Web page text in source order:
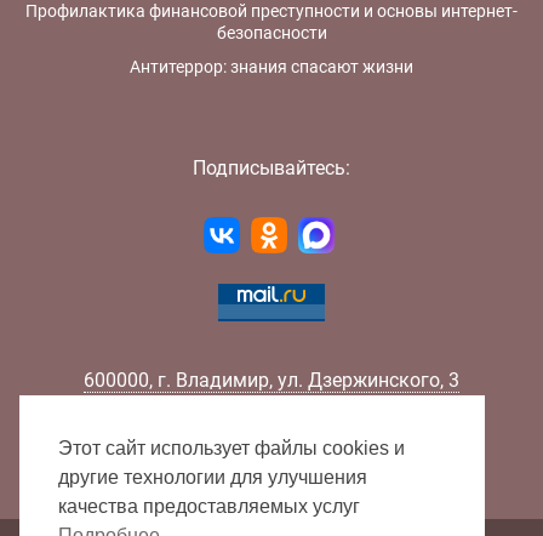
Профилактика финансовой преступности и основы интернет-
безопасности
Антитеррор: знания спасают жизни
Подписывайтесь:
600000, г. Владимир, ул. Дзержинского, 3
Факс:
+7 (4922) 32-52-88
E-mail:
info@lib33.ru
Этот сайт использует файлы cookies и
другие технологии для улучшения
качества предоставляемых услуг